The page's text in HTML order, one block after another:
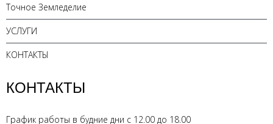
Точное Земледелие
УСЛУГИ
КОНТАКТЫ
КОНТАКТЫ
График работы в будние дни с 12.00 до 18.00